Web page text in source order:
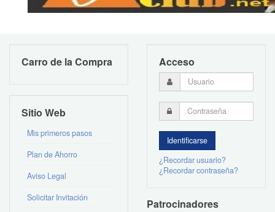
Carro de la Compra
Sitio Web
Mis primeros pasos
Plan de Ahorro
Aviso Legal
Solicitar Invitación
Acceso
¿Recordar usuario?
¿Recordar contraseña?
Patrocinadores